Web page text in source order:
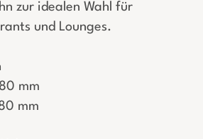
zur idealen Wahl für
und Lounges.
mm
mm